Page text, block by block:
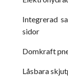
Integrerad
sidor
Domkraft
Låsbara